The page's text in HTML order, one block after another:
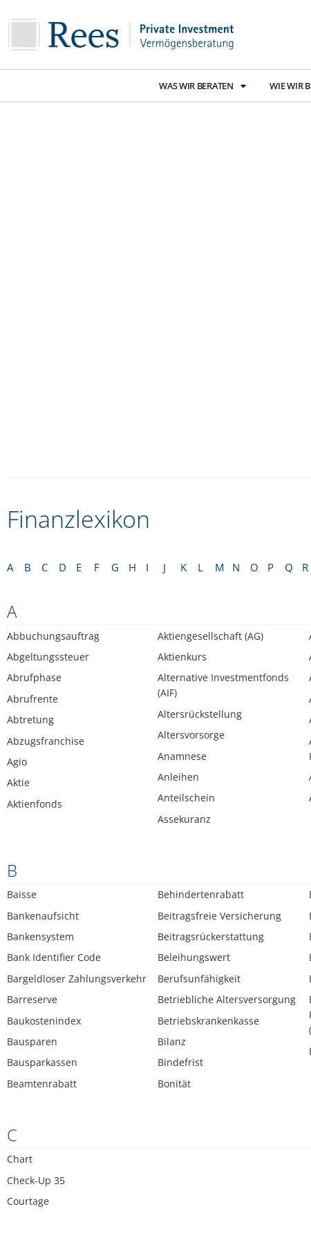
WAS WIR BERATEN WIE WIR
Finanzlexikon
A B C D E F G H I J K L M N O P Q R
A
Abbuchungsauftrag
Abgeltungssteuer
Abrufphase
Abrufrente
Abtretung
Abzugsfranchise
Agio
Aktie
Aktienfonds
Aktiengesellschaft (AG)
Aktienkurs
Alternative Investmentfonds
(AIF)
Altersrückstellung
Altersvorsorge
Anamnese
Anleihen
Anteilschein
Assekuranz
B
Baisse
Bankenaufsicht
Bankensystem
Bank Identifier Code
Bargeldloser Zahlungsverkehr
Barreserve
Baukostenindex
Bausparen
Bausparkassen
Beamtenrabatt
Behindertenrabatt
Beitragsfreie Versicherung
Beitragsrückerstattung
Beleihungswert
Berufsunfähigkeit
Betriebliche Altersversorgung
Betriebskrankenkasse
Bilanz
Bindefrist
Bonität
C
Chart
Check-Up 35
Courtage